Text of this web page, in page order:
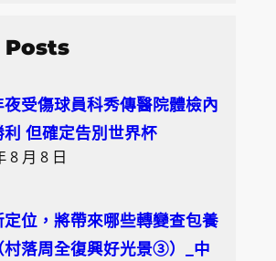
Posts
夜受傷球員科秀傳醫院體檢內
利 但確定告別世界杯
8 月 8 日
定位，將帶來哪些轉變查包養
村落周全復興好光景③）_中